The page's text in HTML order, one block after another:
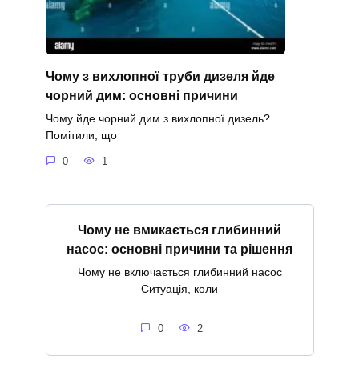
Чому з вихлопної труби дизеля йде
чорний дим: основні причини
Чому йде чорний дим з вихлопної дизель?
Помітили, що
0 1
Чому не вмикається глибинний
насос: основні причини та рішення
Чому не включається глибинний насос
Ситуація, коли
0 2